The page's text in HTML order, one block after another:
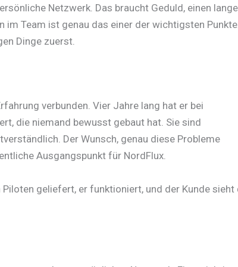
Netzwerk. Das braucht Geduld, einen
im Team ist genau das einer der wichtigsten
Dinge zuerst.
verbunden. Vier Jahre lang hat er bei
die niemand bewusst gebaut hat. Sie sind
Der Wunsch, genau diese Probleme
Ausgangspunkt für NordFlux.
geliefert, er funktioniert, und der Kunde sieht